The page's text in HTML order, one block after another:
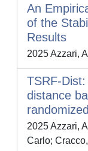
An
of the
Results
2025 Azzari,
TSRF-
distance
2025 Azzari,
Carlo;